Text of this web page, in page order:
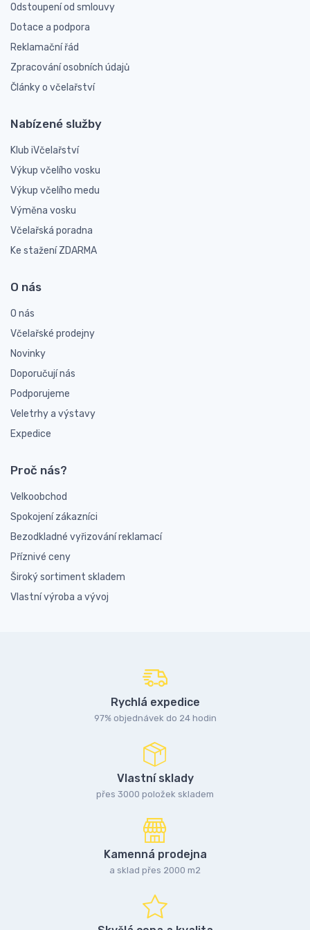
Odstoupení od smlouvy
Dotace a podpora
Reklamační řád
Zpracování osobních údajů
Články o včelařství
Nabízené služby
Klub iVčelařství
Výkup včelího vosku
Výkup včelího medu
Výměna vosku
Včelařská poradna
Ke stažení ZDARMA
O nás
O nás
Včelařské prodejny
Novinky
Doporučují nás
Podporujeme
Veletrhy a výstavy
Expedice
Proč nás?
Velkoobchod
Spokojení zákazníci
Bezodkladné vyřizování reklamací
Příznivé ceny
Široký sortiment skladem
Vlastní výroba a vývoj
Rychlá expedice
97% objednávek do 24 hodin
Vlastní sklady
přes 3000 položek skladem
Kamenná prodejna
a sklad přes 2000 m2